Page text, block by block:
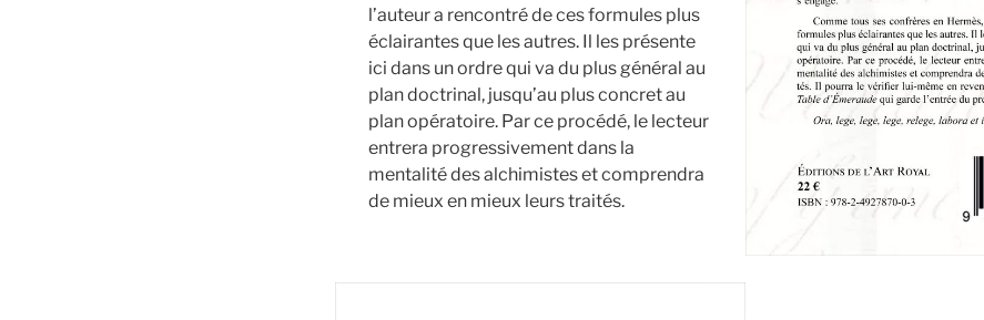
l’auteur a rencontré de ces formules plus
éclairantes que les autres. Il les présente
ici dans un ordre qui va du plus général au
plan doctrinal, jusqu’au plus concret au
plan opératoire. Par ce procédé, le lecteur
entrera progressivement dans la
mentalité des alchimistes et comprendra
de mieux en mieux leurs traités.